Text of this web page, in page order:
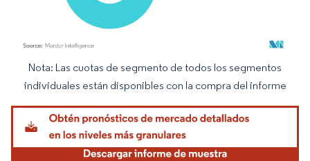
Imagen © Mordor Intelligence. El uso requiere atribución según CC BY 4.0.
Nota: Las cuotas de segmento de todos los segmentos
individuales están disponibles con la compra del informe